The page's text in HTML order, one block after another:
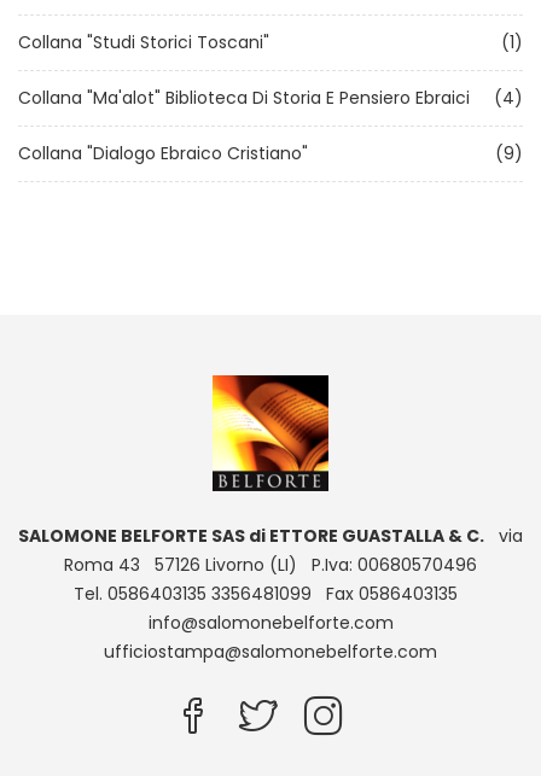
Collana "Studi Storici Toscani" (1)
Collana "Ma'alot" Biblioteca Di Storia E Pensiero Ebraici (4)
Collana "Dialogo Ebraico Cristiano" (9)
SALOMONE BELFORTE SAS di ETTORE GUASTALLA & C. via
Roma 43 57126 Livorno (LI) P.Iva: 00680570496
Tel. 0586403135 3356481099 Fax 0586403135
info@salomonebelforte.com
ufficiostampa@salomonebelforte.com